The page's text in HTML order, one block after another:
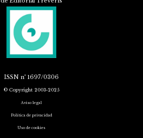
ISSN nº 1697/0306
© Copyright 2003-2025
Aviso legal
Política de privacidad
Uso de cookies